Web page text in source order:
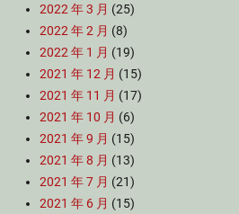
2022 年 3 月 (25)
2022 年 2 月 (8)
2022 年 1 月 (19)
2021 年 12 月 (15)
2021 年 11 月 (17)
2021 年 10 月 (6)
2021 年 9 月 (15)
2021 年 8 月 (13)
2021 年 7 月 (21)
2021 年 6 月 (15)